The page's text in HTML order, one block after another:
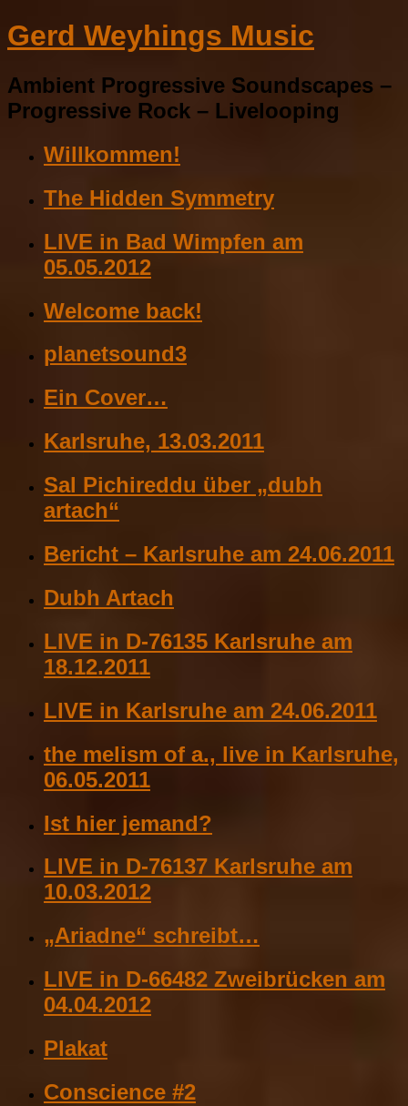
Gerd Weyhings Music
Ambient Progressive Soundscapes –
Progressive Rock – Livelooping
Willkommen!
The Hidden Symmetry
LIVE in Bad Wimpfen am
05.05.2012
Welcome back!
planetsound3
Ein Cover…
Karlsruhe, 13.03.2011
Sal Pichireddu über „dubh
artach“
Bericht – Karlsruhe am 24.06.2011
Dubh Artach
LIVE in D-76135 Karlsruhe am
18.12.2011
LIVE in Karlsruhe am 24.06.2011
the melism of a., live in Karlsruhe,
06.05.2011
Ist hier jemand?
LIVE in D-76137 Karlsruhe am
10.03.2012
„Ariadne“ schreibt…
LIVE in D-66482 Zweibrücken am
04.04.2012
Plakat
Conscience #2